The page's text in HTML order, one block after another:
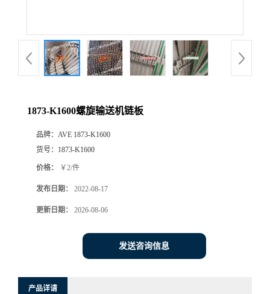
1873-K1600螺旋输送机链板
品牌： AVE 1873-K1600
货号： 1873-K1600
价格： ￥2/件
发布日期： 2022-08-17
更新日期： 2026-08-06
发送咨询信息
产品详请